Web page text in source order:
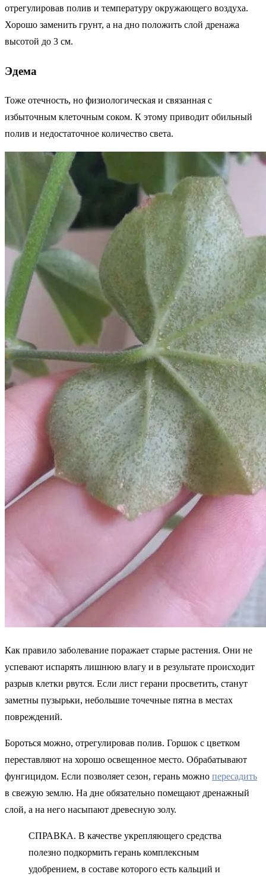
отрегулировав полив и температуру окружающего воздуха.
Хорошо заменить грунт, а на дно положить слой дренажа
высотой до 3 см.
Эдема
Тоже отечность, но физиологическая и связанная с
избыточным клеточным соком. К этому приводит обильный
полив и недостаточное количество света.
Как правило заболевание поражает старые растения. Они не
успевают испарять лишнюю влагу и в результате происходит
разрыв клетки рвутся. Если лист герани просветить, станут
заметны пузырьки, небольшие точечные пятна в местах
повреждений.
Бороться можно, отрегулировав полив. Горшок с цветком
переставляют на хорошо освещенное место. Обрабатывают
фунгицидом. Если позволяет сезон, герань можно пересадить
в свежую землю. На дне обязательно помещают дренажный
слой, а на него насыпают древесную золу.
СПРАВКА. В качестве укрепляющего средства
полезно подкормить герань комплексным
удобрением, в составе которого есть кальций и